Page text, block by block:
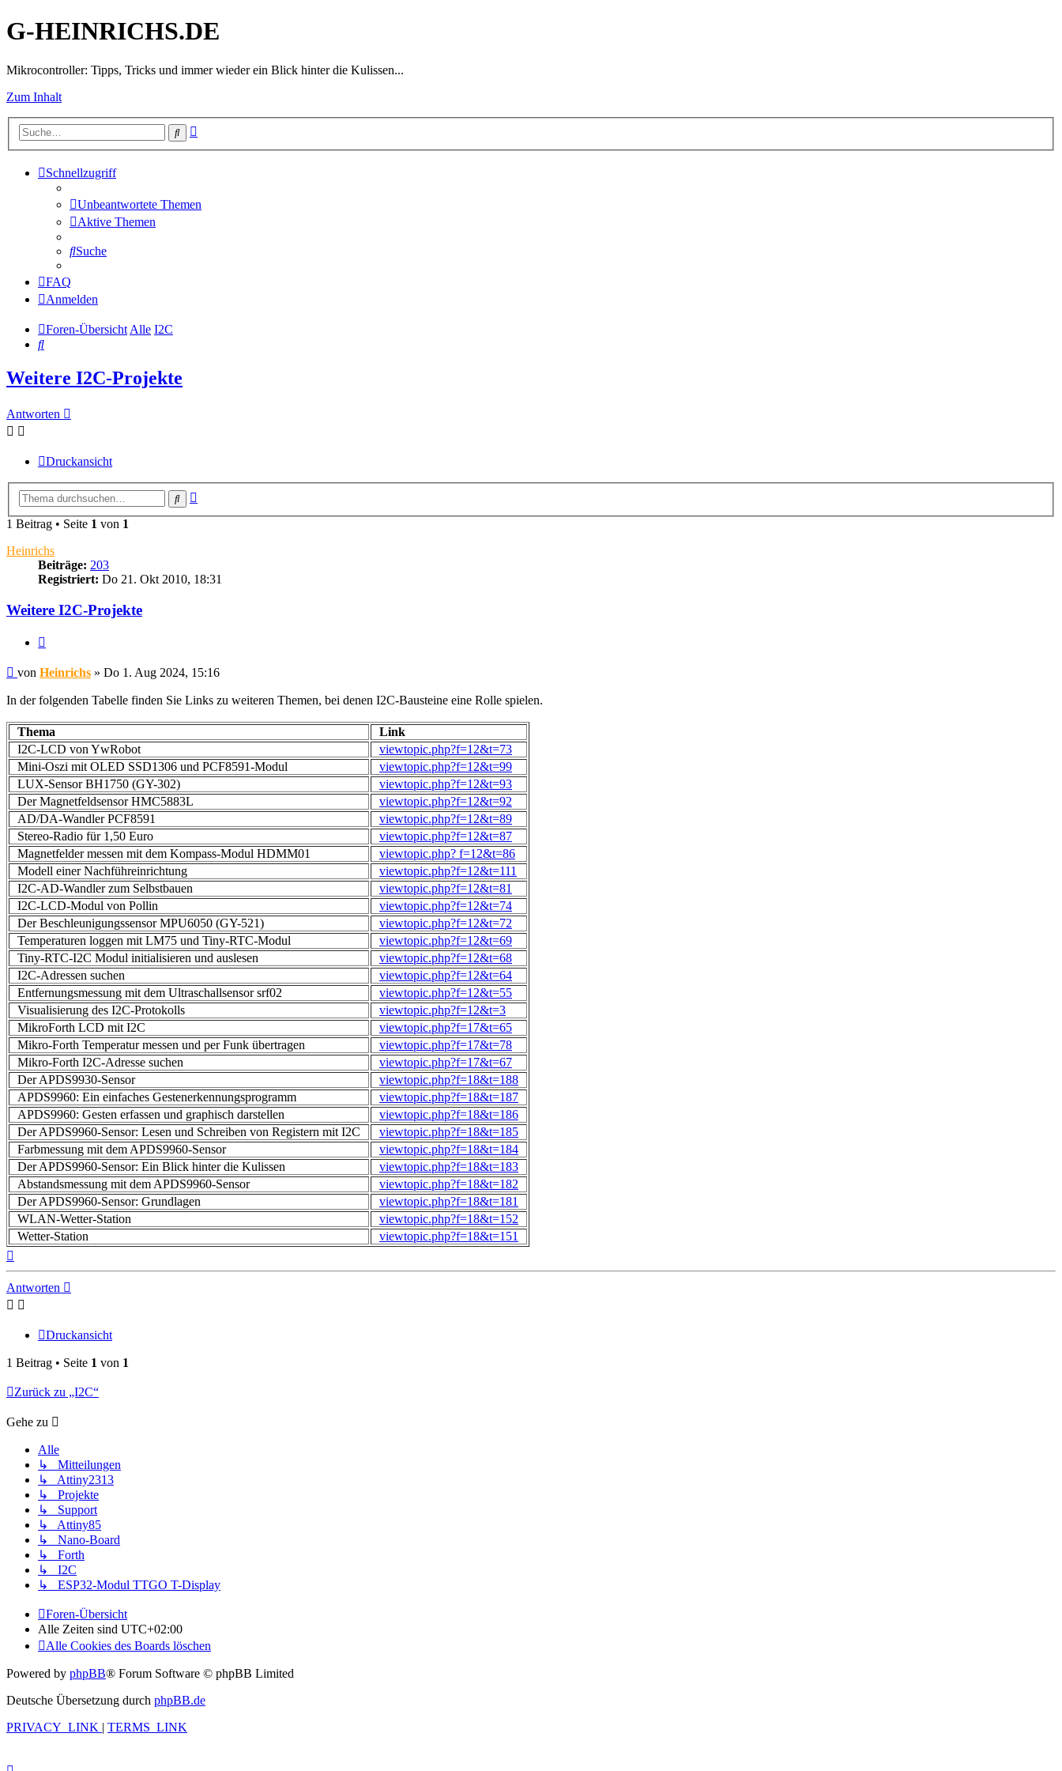
G-HEINRICHS.DE
Mikrocontroller: Tipps, Tricks und immer wieder ein Blick hinter die Kulissen...
Zum Inhalt
Suche
Schnellzugriff
Unbeantwortete Themen
Aktive Themen
Suche
FAQ
Anmelden
Foren-ÜbersichtAlle I2C
Suche
Weitere I2C-Projekte
Antworten
Druckansicht
Suche
1 Beitrag • Seite 1 von 1
Heinrichs
Beiträge: 203
Registriert: Do 21. Okt 2010, 18:31
Weitere I2C-Projekte
Beitrag
von Heinrichs » Do 1. Aug 2024, 15:16
In der folgenden Tabelle finden Sie Links zu weiteren Themen, bei denen I2C-Bausteine eine Rolle spielen.
Thema
Link
I2C-LCD von YwRobot
viewtopic.php?f=12&t=73
Mini-Oszi mit OLED SSD1306 und PCF8591-Modul
viewtopic.php?f=12&t=99
LUX-Sensor BH1750 (GY-302)
viewtopic.php?f=12&t=93
Der Magnetfeldsensor HMC5883L
viewtopic.php?f=12&t=92
AD/DA-Wandler PCF8591
viewtopic.php?f=12&t=89
Stereo-Radio für 1,50 Euro
viewtopic.php?f=12&t=87
Magnetfelder messen mit dem Kompass-Modul HDMM01
viewtopic.php? f=12&t=86
Modell einer Nachführeinrichtung
viewtopic.php?f=12&t=111
I2C-AD-Wandler zum Selbstbauen
viewtopic.php?f=12&t=81
I2C-LCD-Modul von Pollin
viewtopic.php?f=12&t=74
Der Beschleunigungssensor MPU6050 (GY-521)
viewtopic.php?f=12&t=72
Temperaturen loggen mit LM75 und Tiny-RTC-Modul
viewtopic.php?f=12&t=69
Tiny-RTC-I2C Modul initialisieren und auslesen
viewtopic.php?f=12&t=68
I2C-Adressen suchen
viewtopic.php?f=12&t=64
Entfernungsmessung mit dem Ultraschallsensor srf02
viewtopic.php?f=12&t=55
Visualisierung des I2C-Protokolls
viewtopic.php?f=12&t=3
MikroForth LCD mit I2C
viewtopic.php?f=17&t=65
Mikro-Forth Temperatur messen und per Funk übertragen
viewtopic.php?f=17&t=78
Mikro-Forth I2C-Adresse suchen
viewtopic.php?f=17&t=67
Der APDS9930-Sensor
viewtopic.php?f=18&t=188
APDS9960: Ein einfaches Gestenerkennungsprogramm
viewtopic.php?f=18&t=187
APDS9960: Gesten erfassen und graphisch darstellen
viewtopic.php?f=18&t=186
Der APDS9960-Sensor: Lesen und Schreiben von Registern mit I2C
viewtopic.php?f=18&t=185
Farbmessung mit dem APDS9960-Sensor
viewtopic.php?f=18&t=184
Der APDS9960-Sensor: Ein Blick hinter die Kulissen
viewtopic.php?f=18&t=183
Abstandsmessung mit dem APDS9960-Sensor
viewtopic.php?f=18&t=182
Der APDS9960-Sensor: Grundlagen
viewtopic.php?f=18&t=181
WLAN-Wetter-Station
viewtopic.php?f=18&t=152
Wetter-Station
viewtopic.php?f=18&t=151
Antworten
Druckansicht
1 Beitrag • Seite 1 von 1
Zurück zu „I2C“
Gehe zu
Alle
↳ Mitteilungen
↳ Attiny2313
↳ Projekte
↳ Support
↳ Attiny85
↳ Nano-Board
↳ Forth
↳ I2C
↳ ESP32-Modul TTGO T-Display
Foren-Übersicht
Alle Zeiten sind UTC+02:00
Alle Cookies des Boards löschen
Powered by phpBB® Forum Software © phpBB Limited
Deutsche Übersetzung durch phpBB.de
PRIVACY_LINK | TERMS_LINK